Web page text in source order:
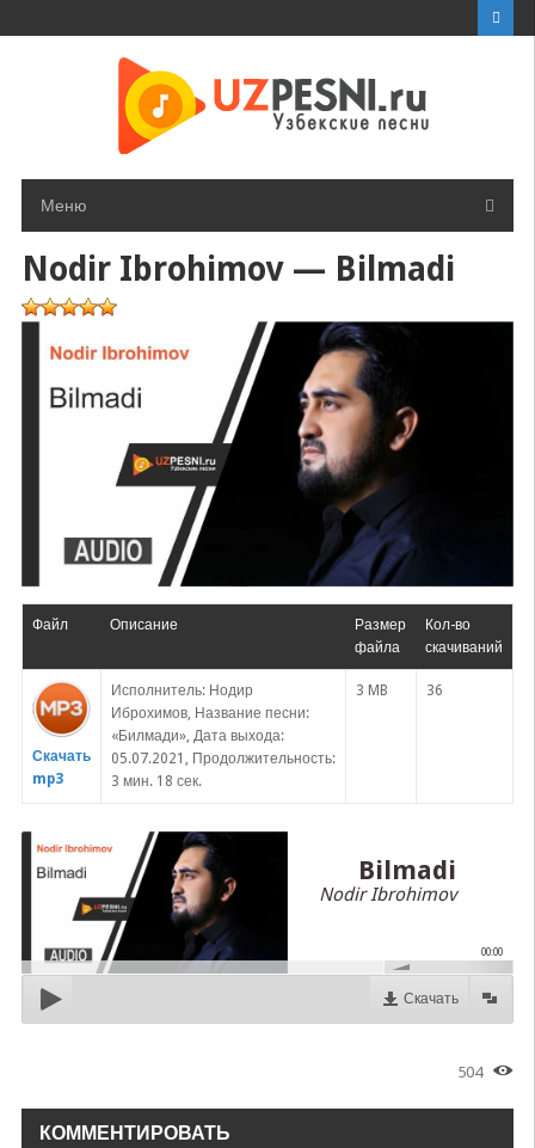
Меню
Nodir Ibrohimov — Bilmadi
Файл Описание
Размер
файла
Кол-во
скачиваний
Скачать
mp3
Исполнитель: Нодир
Иброхимов, Название песни:
«Билмади», Дата выхода:
05.07.2021, Продолжительность:
3 мин. 18 сек.
3 MB 36
Bilmadi
Nodir Ibrohimov
00:00
Скачать
504
КОММЕНТИРОВАТЬ